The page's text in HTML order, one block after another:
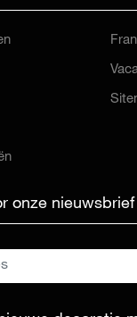
onze nieuwsbrief